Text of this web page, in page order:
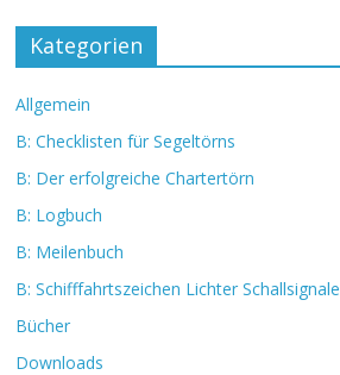
Kategorien
Allgemein
B: Checklisten für Segeltörns
B: Der erfolgreiche Chartertörn
B: Logbuch
B: Meilenbuch
B: Schifffahrtszeichen Lichter Schallsignale
Bücher
Downloads